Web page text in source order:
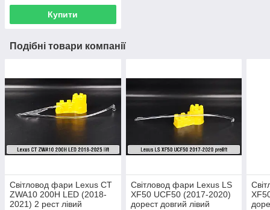
Купити
Подібні товари компанії
Світловод фари Lexus CT
ZWA10 200H LED (2018-
2021) 2 рест лівий
Світловод фари Lexus LS
XF50 UCF50 (2017-2020)
дорест довгий лівий